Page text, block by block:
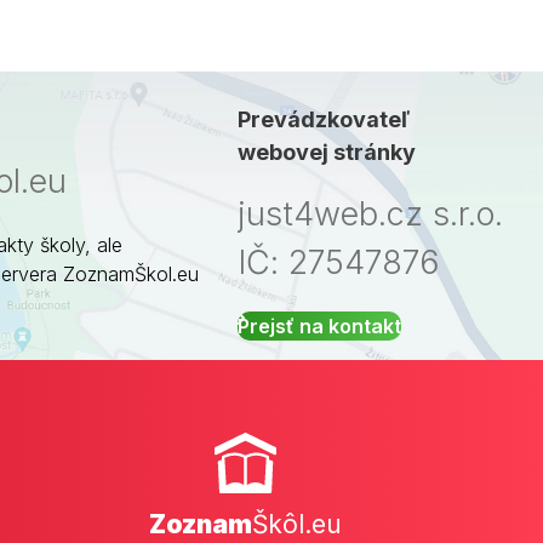
školy, ale
ZoznamŠkol.eu
Prevádzkovateľ
webovej stránky
just4web.cz s.r.o.
IČ: 27547876
Prejsť na kontakt
ZoznamŠkôl.eu